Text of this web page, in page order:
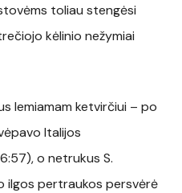
toliau stengėsi
kėlinio nežymiai
lemiamam ketvirčiui – po
Italijos
o netrukus S.
ilgos pertraukos persvėrė